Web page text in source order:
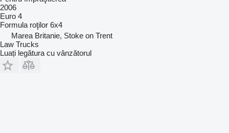
2006
Euro 4
Formula roţilor 6x4
Marea Britanie, Stoke on Trent
Law Trucks
Luați legătura cu vânzătorul